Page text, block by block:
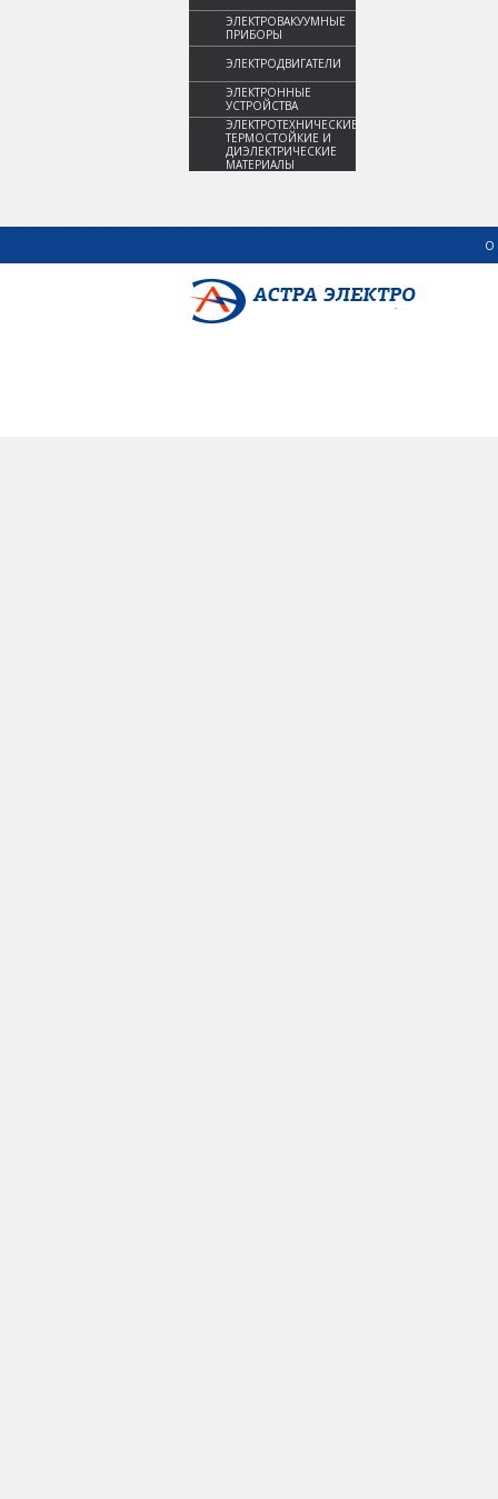
ЭЛЕКТРОВАКУУМНЫЕ
ПРИБОРЫ
ЭЛЕКТРОДВИГАТЕЛИ
ЭЛЕКТРОННЫЕ
УСТРОЙСТВА
ЭЛЕКТРОТЕХНИЧЕСКИЕ,
ТЕРМОСТОЙКИЕ И
ДИЭЛЕКТРИЧЕСКИЕ
МАТЕРИАЛЫ